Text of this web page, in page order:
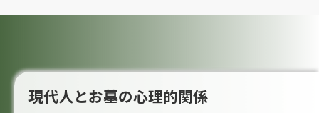
現代人とお墓の心理的関係